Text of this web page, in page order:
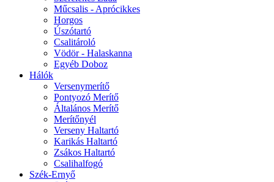
Műcsalis - Aprócikkes
Horgos
Úszótartó
Csalitároló
Vödör - Halaskanna
Egyéb Doboz
Hálók
Versenymerítő
Pontyozó Merítő
Általános Merítő
Merítőnyél
Verseny Haltartó
Karikás Haltartó
Zsákos Haltartó
Csalihalfogó
Szék-Ernyő